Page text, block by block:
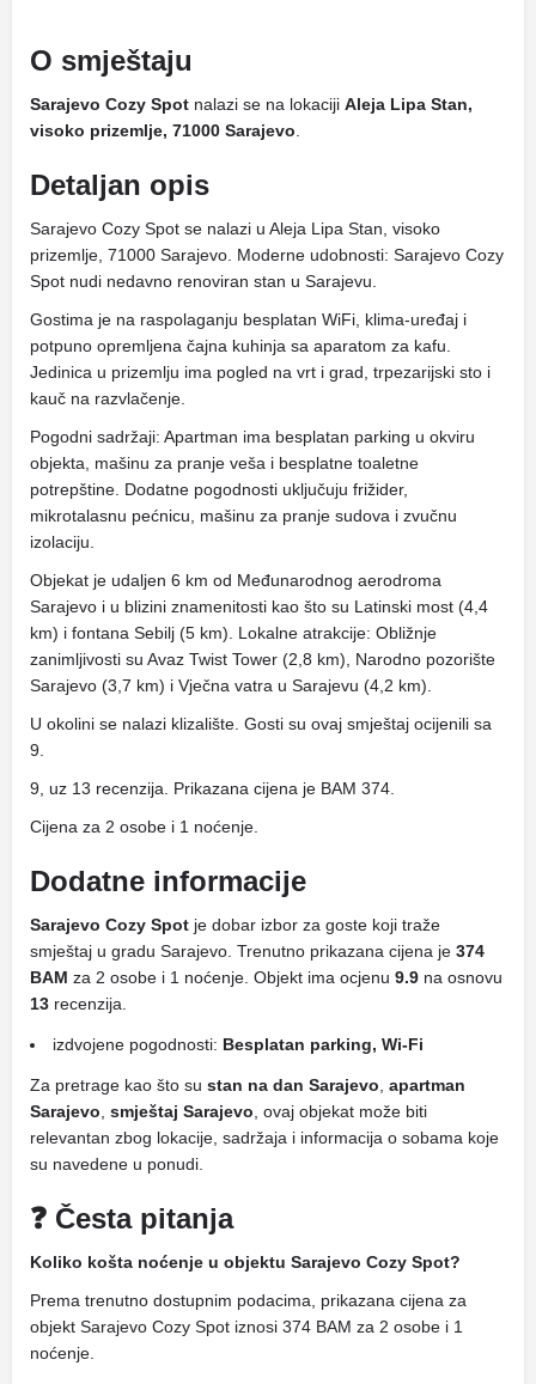
O smještaju
Sarajevo Cozy Spot nalazi se na lokaciji Aleja Lipa Stan,
visoko prizemlje, 71000 Sarajevo
Detaljan opis
Sarajevo Cozy Spot se nalazi u Aleja Lipa Stan, visoko
prizemlje, 71000 Sarajevo. Moderne udobnosti: Sarajevo Cozy
Spot nudi nedavno renoviran stan u Sarajevu.
Gostima je na raspolaganju besplatan WiFi, klima-uređaj i
potpuno opremljena čajna kuhinja sa aparatom za kafu.
Jedinica u prizemlju ima pogled na vrt i grad, trpezarijski sto i
kauč na razvlačenje.
Pogodni sadržaji: Apartman ima besplatan parking u okviru
objekta, mašinu za pranje veša i besplatne toaletne
potrepštine. Dodatne pogodnosti uključuju frižider,
mikrotalasnu pećnicu, mašinu za pranje sudova i zvučnu
izolaciju.
Objekat je udaljen 6 km od Međunarodnog aerodroma
Sarajevo i u blizini znamenitosti kao što su Latinski most (4,4
km) i fontana Sebilj (5 km). Lokalne atrakcije: Obližnje
zanimljivosti su Avaz Twist Tower (2,8 km), Narodno pozorište
Sarajevo (3,7 km) i Vječna vatra u Sarajevu (4,2 km).
U okolini se nalazi klizalište. Gosti su ovaj smještaj ocijenili sa
9.
9, uz 13 recenzija. Prikazana cijena je BAM 374.
Cijena za 2 osobe i 1 noćenje.
Dodatne informacije
Sarajevo Cozy Spot je dobar izbor za goste koji traže
smještaj u gradu Sarajevo. Trenutno prikazana cijena je 374
BAM za 2 osobe i 1 noćenje. Objekt ima ocjenu 9.9 na osnovu
13 recenzija.
izdvojene pogodnosti: Besplatan parking, Wi-Fi
Za pretrage kao što su stan na dan Sarajevo apartman
Sarajevo smještaj Sarajevo , ovaj objekat može biti
relevantan zbog lokacije, sadržaja i informacija o sobama koje
su navedene u ponudi.
❓ Česta pitanja
Koliko košta noćenje u objektu Sarajevo Cozy Spot?
Prema trenutno dostupnim podacima, prikazana cijena za
objekt Sarajevo Cozy Spot iznosi 374 BAM za 2 osobe i 1
noćenje.